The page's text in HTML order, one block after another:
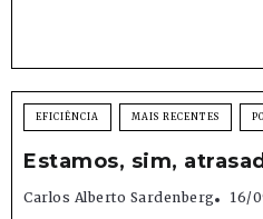
EFICIÊNCIA MAIS RECENTES
Estamos, sim,
Carlos Alberto Sardenberg
16/